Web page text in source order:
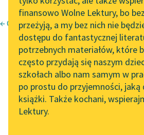
Tunkiel w Oslo
Wolne Lektury na 32.
Pol’and’Rock Festivalu
„Kochanek Lady
Chatterley” do słuchania
na Wolnych Lekturach
Nowy audiobook –
„Marzenie o Oriencie”
API
OAI-
finansowo Wolne Lektury, bo
przeżyją, a my bez nich nie
dostępu do fantastycznej
potrzebnych materiałów, które
często przydają się naszym
szkołach albo nam samym w
po prostu do przyjemności, jaką
książki. Także kochani,
Lektury.
← Co do cholery (lata osiemdziesiąte)
Karol
Sens